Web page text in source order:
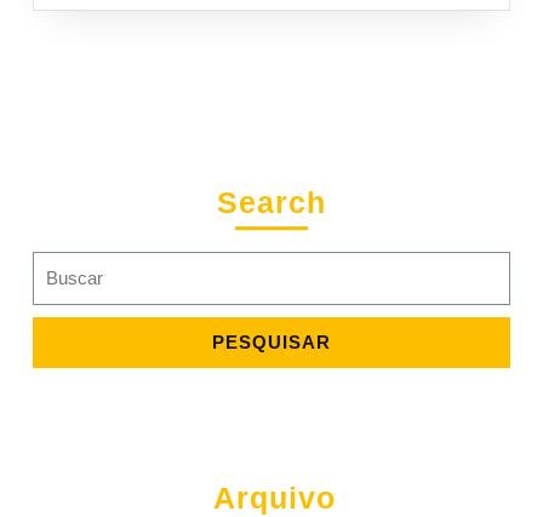
Search
for:
Arquivo